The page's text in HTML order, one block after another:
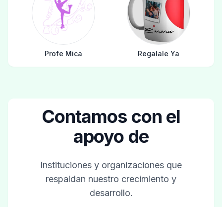
Profe Mica Regalale Ya
Contamos con el
apoyo de
Instituciones y organizaciones que
respaldan nuestro crecimiento y
desarrollo.